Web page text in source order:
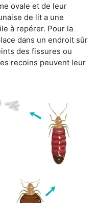
ovale et de leur
de lit a une
à repérer. Pour la
dans un endroit sûr
des fissures ou
recoins peuvent leur